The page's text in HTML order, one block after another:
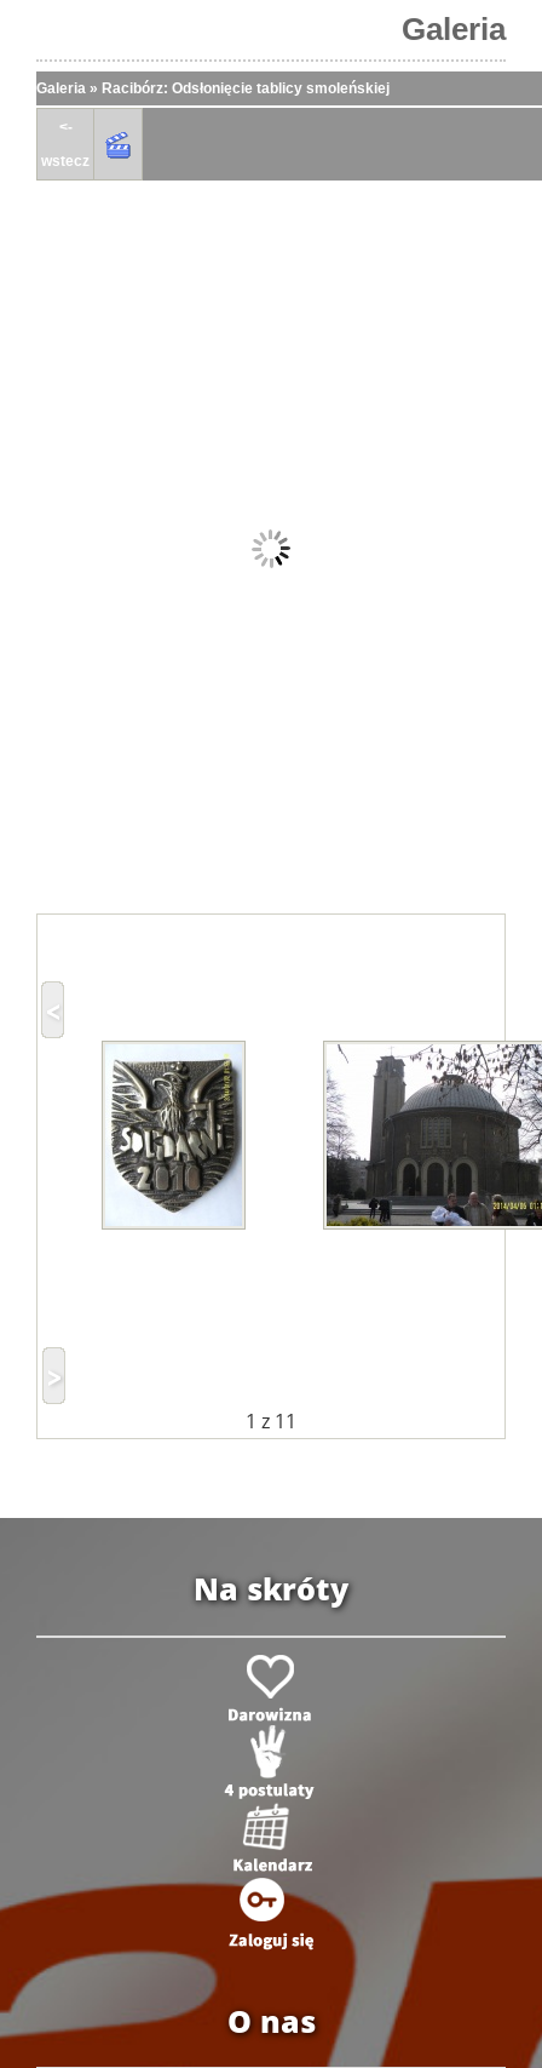
Galeria
Galeria » Racibórz: Odsłonięcie tablicy smoleńskiej
<-
wstecz
1 z 11
Na skróty
O nas